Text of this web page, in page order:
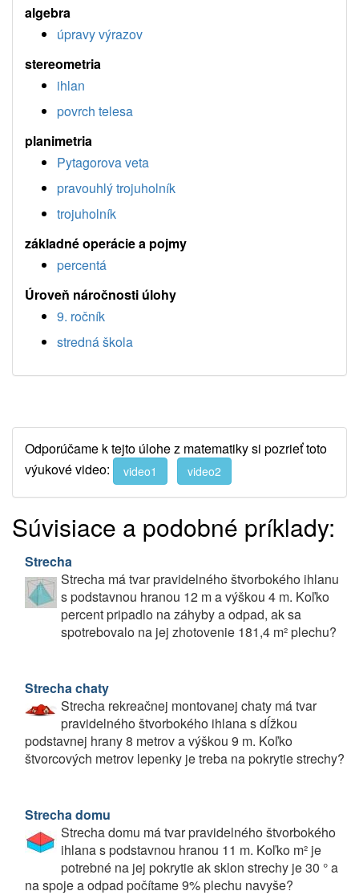
algebra
úpravy výrazov
stereometria
ihlan
povrch telesa
planimetria
Pytagorova veta
pravouhlý trojuholník
trojuholník
základné operácie a pojmy
percentá
Úroveň náročnosti úlohy
9. ročník
stredná škola
Odporúčame k tejto úlohe z matematiky si pozrieť toto
výukové video:
video1 video2
Súvisiace a podobné príklady:
Strecha
Strecha má tvar pravidelného štvorbokého ihlanu
s podstavnou hranou 12 m a výškou 4 m. Koľko
percent pripadlo na záhyby a odpad, ak sa
spotrebovalo na jej zhotovenie 181,4 m² plechu?
Strecha chaty
Strecha rekreačnej montovanej chaty má tvar
pravidelného štvorbokého ihlana s dĺžkou
podstavnej hrany 8 metrov a výškou 9 m. Koľko
štvorcových metrov lepenky je treba na pokrytie strechy?
Strecha domu
Strecha domu má tvar pravidelného štvorbokého
ihlana s podstavnou hranou 11 m. Koľko m² je
potrebné na jej pokrytie ak sklon strechy je 30 ° a
na spoje a odpad počítame 9% plechu navyše?